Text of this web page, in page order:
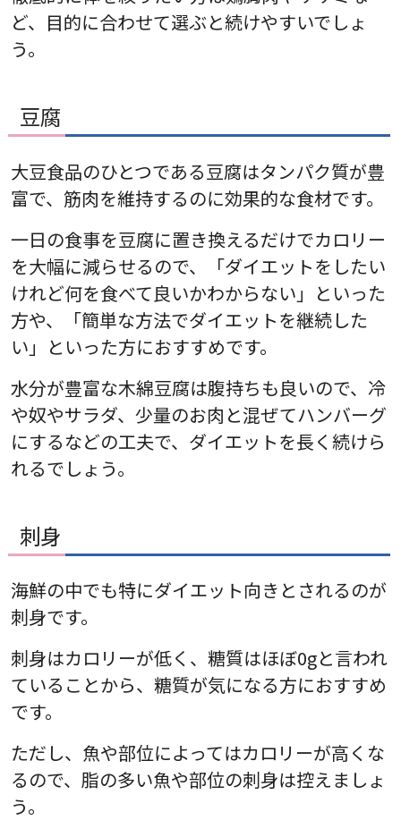
ど、目的に合わせて選ぶと続けやすいでしょ
う。
豆腐
大豆食品のひとつである豆腐はタンパク質が豊
富で、筋肉を維持するのに効果的な食材です。
一日の食事を豆腐に置き換えるだけでカロリー
を大幅に減らせるので、「ダイエットをしたい
けれど何を食べて良いかわからない」といった
方や、「簡単な方法でダイエットを継続した
い」といった方におすすめです。
水分が豊富な木綿豆腐は腹持ちも良いので、冷
や奴やサラダ、少量のお肉と混ぜてハンバーグ
にするなどの工夫で、ダイエットを長く続けら
れるでしょう。
刺身
海鮮の中でも特にダイエット向きとされるのが
刺身です。
刺身はカロリーが低く、糖質はほぼ0gと言われ
ていることから、糖質が気になる方におすすめ
です。
ただし、魚や部位によってはカロリーが高くな
るので、脂の多い魚や部位の刺身は控えましょ
う。